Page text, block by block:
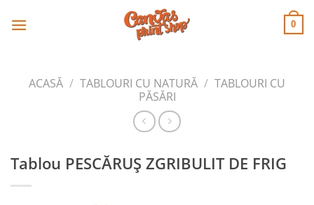
CANVAS
PRINT SHOP 0
ACASĂ / TABLOURI CU NATURĂ / TABLOURI CU
PĂSĂRI
Tablou PESCĂRUȘ ZGRIBULIT DE FRIG